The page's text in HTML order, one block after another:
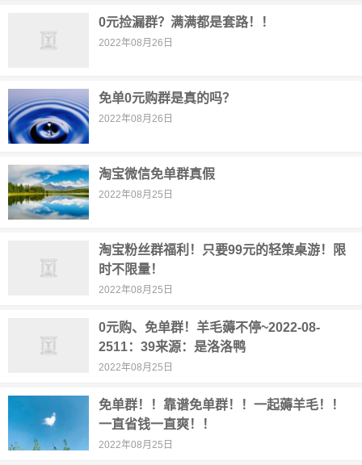
0元捡漏群？满满都是套路！！
2022年08月26日
免单0元购群是真的吗？
2022年08月26日
淘宝微信免单群真假
2022年08月25日
淘宝粉丝群福利！只要99元的轻策桌游！限
时不限量！
2022年08月25日
0元购、免单群！羊毛薅不停~2022-08-
2511：39来源：是洛洛鸭
2022年08月25日
免单群！！靠谱免单群！！一起薅羊毛！！
一直省钱一直爽！！
2022年08月25日